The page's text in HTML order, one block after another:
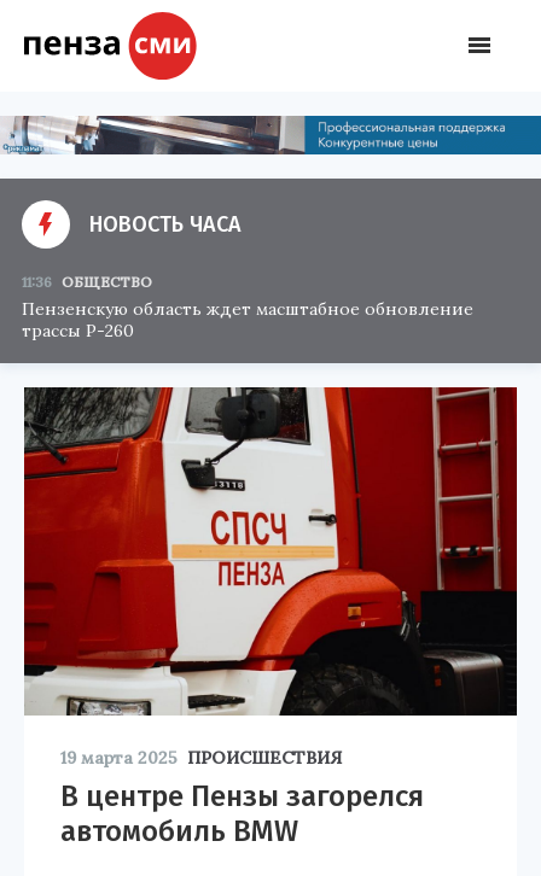
НОВОСТЬ ЧАСА
11:36 ОБЩЕСТВО
Пензенскую область ждет масштабное обновление
трассы Р-260
19 марта 2025 ПРОИСШЕСТВИЯ
В центре Пензы загорелся
автомобиль BMW